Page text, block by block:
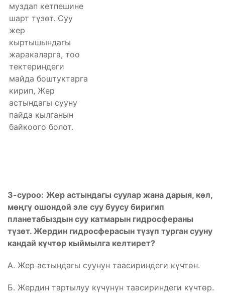
муздап кетпешине
шарт түзөт. Суу
жер
кыртышындагы
жаракаларга, тоо
тектериндеги
майда боштуктарга
кирип, Жер
астындагы сууну
пайда кылганын
байкоого болот.
3-суроо: Жер астындагы суулар жана дарыя, көл,
мөңгү ошондой эле суу буусу биригип
планетабыздын суу катмарын гидросфераны
түзөт. Жердин гидросферасын түзүп турган сууну
кандай күчтөр кыймылга келтирет?
А. Жер астындагы суунун таасириндеги күчтөн.
Б. Жердин тартылуу күчүнүн таасириндеги күчтөр.